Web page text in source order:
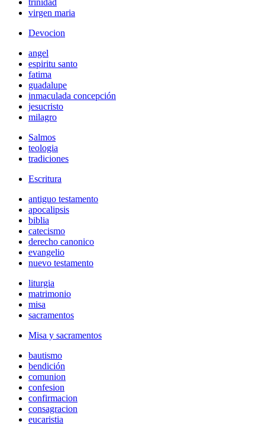
trinidad
virgen maria
Devocion
angel
espiritu santo
fatima
guadalupe
inmaculada concepción
jesucristo
milagro
Salmos
teologia
tradiciones
Escritura
antiguo testamento
apocalipsis
biblia
catecismo
derecho canonico
evangelio
nuevo testamento
liturgia
matrimonio
misa
sacramentos
Misa y sacramentos
bautismo
bendición
comunion
confesion
confirmacion
consagracion
eucaristia